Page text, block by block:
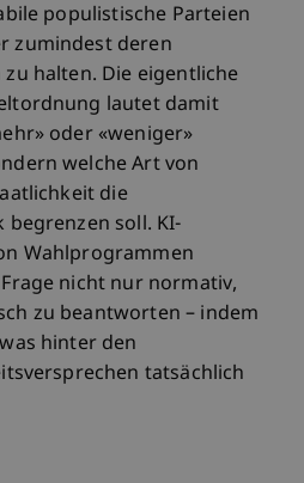
populistische Parteien
zumindest deren
halten. Die eigentliche
lautet damit
oder «weniger»
welche Art von
die
soll. KI-
Wahlprogrammen
nicht nur normativ,
zu beantworten – indem
hinter den
tatsächlich